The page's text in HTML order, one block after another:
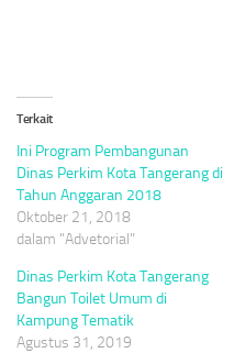
Terkait
Ini Program Pembangunan
Dinas Perkim Kota Tangerang di
Tahun Anggaran 2018
Oktober 21, 2018
dalam "Advetorial"
Dinas Perkim Kota Tangerang
Bangun Toilet Umum di
Kampung Tematik
Agustus 31, 2019